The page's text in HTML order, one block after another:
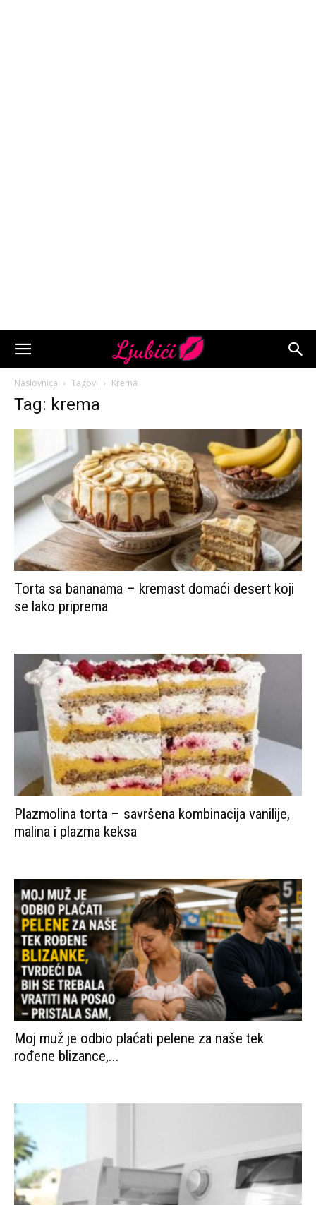
Naslovnica Tagovi Krema
Tag: krema
Torta sa bananama – kremast domaći desert koji
se lako priprema
Plazmolina torta – savršena kombinacija vanilije,
malina i plazma keksa
Moj muž je odbio plaćati pelene za naše tek
rođene blizance,...